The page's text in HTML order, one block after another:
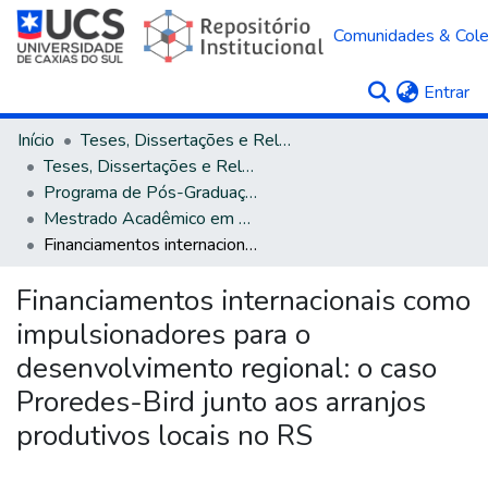
Comunidades &
Entrar
Início
Teses, Dissertações e Relatórios
Teses, Dissertações e Relatórios defendidos na UCS
Programa de Pós-Graduação em Administração
Mestrado Acadêmico em Administração
Financiamentos internacionais como impulsionadores para o desenvolvimento regional: o caso Proredes-Bird junto aos arranjos produtivos locais no RS
Financiamentos internacionais como
impulsionadores para o
desenvolvimento regional: o caso
Proredes-Bird junto aos arranjos
produtivos locais no RS